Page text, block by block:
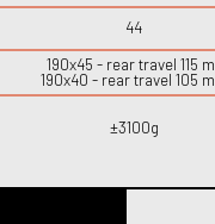
44
190x45 - rear travel 115
190x40 - rear travel 105
±3100g